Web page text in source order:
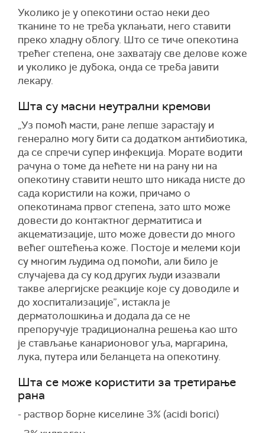
Уколико је у опекотини остао неки део
тканине то не треба уклањати, него ставити
преко хладну облогу. Што се тиче опекотина
трећег степена, оне захватају све делове коже
и уколико је дубока, онда се треба јавити
лекару.
Шта су масни неутрални кремови
„Уз помоћ масти, ране лепше зарастају и
генерално могу бити са додатком антибиотика,
да се спречи супер инфекција. Морате водити
рачуна о томе да нећете ни на рану ни на
опекотину ставити нешто што никада нисте до
сада користили на кожи, причамо о
опекотинама првог степена, зато што може
довести до контактног дерматитиса и
акцематизације, што може довести до много
већег оштећења коже. Постоје и мелеми који
су многим људима од помоћи, али било је
случајева да су код других људи изазвали
такве алергијске реакције које су доводиле и
до хоспитализације”, истакла је
дерматолошкиња и додала да се не
препоручује традиционална решења као што
је стављање канарионовог уља, маргарина,
лука, путера или беланцета на опекотину.
Шта се може користити за третирање
рана
- раствор борне киселине 3% (acidi borici)